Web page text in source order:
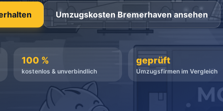
Umzugskosten Bremerhaven ansehen
100 %
kostenlos & unverbindlich
geprüft
Umzugsfirmen im Vergleich